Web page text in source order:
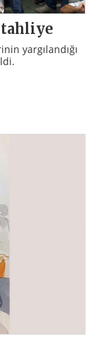
tahliye
yargılandığı